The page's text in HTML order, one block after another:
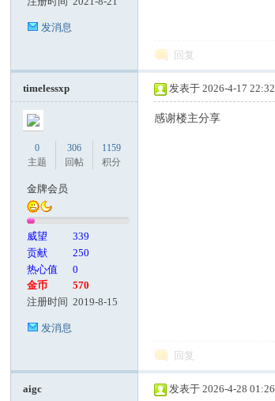
发消息
回复
timelessxp
0
主题
306
回帖
1159
积分
金牌会员
威望
339
贡献
250
热心值
0
金币
570
注册时间 2019-8-15
发消息
发表于 2026-4-17 22:32
感谢楼主分享
回复
aigc 发表于 2026-4-28 01:26